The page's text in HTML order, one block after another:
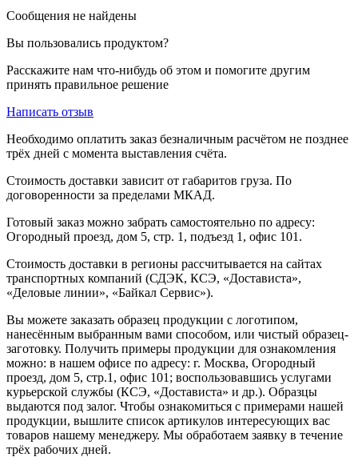
Сообщения не найдены
Вы пользовались продуктом?
Расскажите нам что-нибудь об этом и помогите другим
принять правильное решение
Написать отзыв
Необходимо оплатить заказ безналичным расчётом не позднее
трёх дней с момента выставления счёта.
Стоимость доставки зависит от габаритов груза. По
договоренности за пределами МКАД.
Готовый заказ можно забрать самостоятельно по адресу:
Огородный проезд, дом 5, стр. 1, подъезд 1, офис 101.
Стоимость доставки в регионы рассчитывается на сайтах
транспортных компаний (СДЭК, КСЭ, «Достависта»,
«Деловые линии», «Байкал Сервис»).
Вы можете заказать образец продукции с логотипом,
нанесённым выбранным вами способом, или чистый образец-
заготовку. Получить примеры продукции для ознакомления
можно: в нашем офисе по адресу: г. Москва, Огородный
проезд, дом 5, стр.1, офис 101; воспользовавшись услугами
курьерской службы (КСЭ, «Достависта» и др.). Образцы
выдаются под залог. Чтобы ознакомиться с примерами нашей
продукции, вышлите список артикулов интересующих вас
товаров нашему менеджеру. Мы обработаем заявку в течение
трёх рабочих дней.